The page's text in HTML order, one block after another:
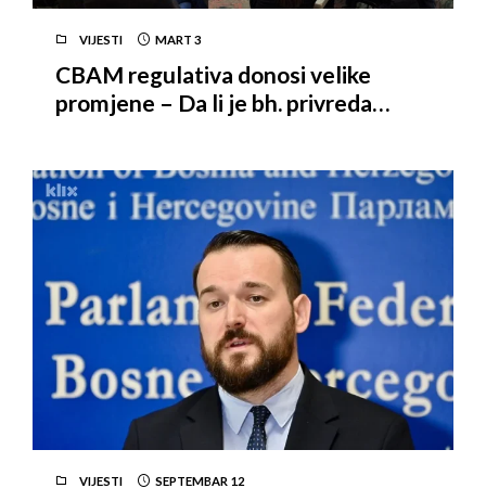
VIJESTI MART 3
CBAM regulativa donosi velike
promjene – Da li je bh. privreda
VIJESTI SEPTEMBAR 12